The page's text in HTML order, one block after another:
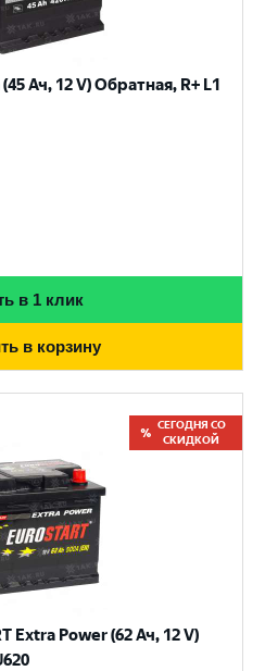
Ач, 12 V) Обратная, R+ L1
в 1 клик
в корзину
СЕГОДНЯ СО
СКИДКОЙ
Extra Power (62 Ач, 12 V)